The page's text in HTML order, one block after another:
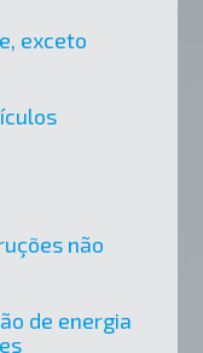
exceto
não
de energia